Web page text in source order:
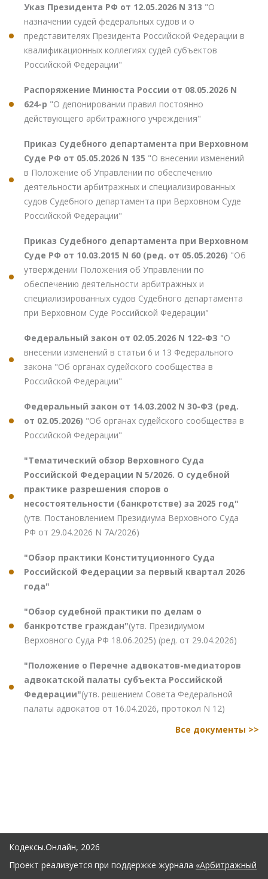
Указ Президента РФ от 12.05.2026 N 313 "О
назначении судей федеральных судов и о
представителях Президента Российской Федерации в
квалификационных коллегиях судей субъектов
Российской Федерации"
Распоряжение Минюста России от 08.05.2026 N
624-р "О депонировании правил постоянно
действующего арбитражного учреждения"
Приказ Судебного департамента при Верховном
Суде РФ от 05.05.2026 N 135 "О внесении изменений
в Положение об Управлении по обеспечению
деятельности арбитражных и специализированных
судов Судебного департамента при Верховном Суде
Российской Федерации"
Приказ Судебного департамента при Верховном
Суде РФ от 10.03.2015 N 60 (ред. от 05.05.2026) "Об
утверждении Положения об Управлении по
обеспечению деятельности арбитражных и
специализированных судов Судебного департамента
при Верховном Суде Российской Федерации"
Федеральный закон от 02.05.2026 N 122-ФЗ "О
внесении изменений в статьи 6 и 13 Федерального
закона "Об органах судейского сообщества в
Российской Федерации"
Федеральный закон от 14.03.2002 N 30-ФЗ (ред.
от 02.05.2026) "Об органах судейского сообщества в
Российской Федерации"
"Тематический обзор Верховного Суда
Российской Федерации N 5/2026. О судебной
практике разрешения споров о
несостоятельности (банкротстве) за 2025 год"
(утв. Постановлением Президиума Верховного Суда
РФ от 29.04.2026 N 7А/2026)
"Обзор практики Конституционного Суда
Российской Федерации за первый квартал 2026
года"
"Обзор судебной практики по делам о
банкротстве граждан"(утв. Президиумом
Верховного Суда РФ 18.06.2025) (ред. от 29.04.2026)
"Положение о Перечне адвокатов-медиаторов
адвокатской палаты субъекта Российской
Федерации"(утв. решением Совета Федеральной
палаты адвокатов от 16.04.2026, протокол N 12)
Все документы >>
Кодексы.Онлайн, 2026
Проект реализуется при поддержке журнала «Арбитражный